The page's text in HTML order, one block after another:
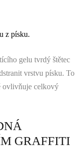
z písku.
gelu tvrdý štětec
vrstvu písku. To
ovlivňuje celkový
GRAFFITI